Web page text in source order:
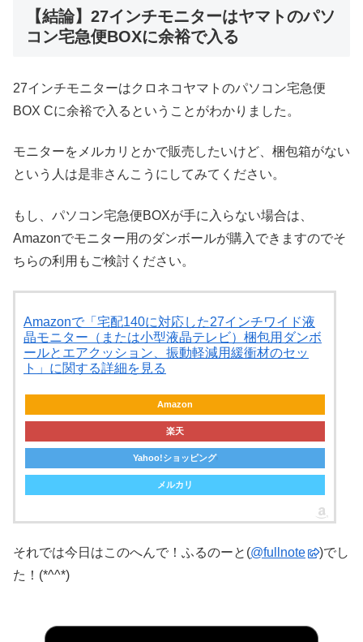
【結論】27インチモニターはヤマトのパソ
コン宅急便BOXに余裕で入る
27インチモニターはクロネコヤマトのパソコン宅急便
BOX Cに余裕で入るということがわかりました。
モニターをメルカリとかで販売したいけど、梱包箱がない
という人は是非さんこうにしてみてください。
もし、パソコン宅急便BOXが手に入らない場合は、
Amazonでモニター用のダンボールが購入できますのでそ
ちらの利用もご検討ください。
Amazonで「宅配140に対応した27インチワイド液
晶モニター（または小型液晶テレビ）梱包用ダンボ
ールとエアクッション、振動軽減用緩衝材のセッ
ト」に関する詳細を見る
Amazon
楽天
Yahoo!ショッピング
メルカリ
それでは今日はこのへんで！ふるのーと(@fullnote
)でし
た！(*^^*)